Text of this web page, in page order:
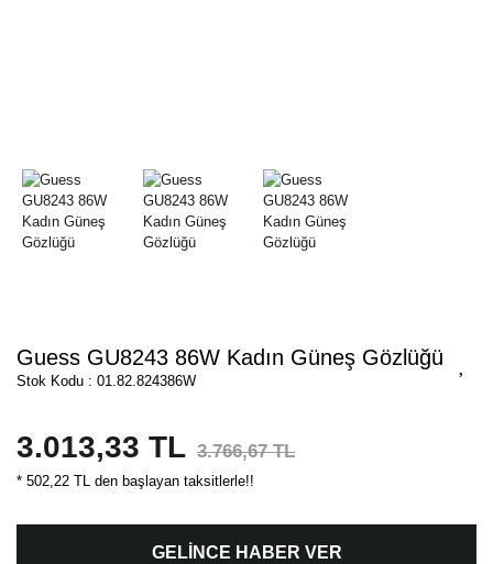
Guess GU8243 86W Kadın Güneş Gözlüğü
Stok Kodu : 01.82.824386W
3.013,33 TL 3.766,67 TL
* 502,22 TL den başlayan taksitlerle!!
GELİNCE HABER VER